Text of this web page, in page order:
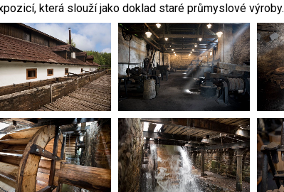
která slouží jako doklad staré průmyslové výroby.